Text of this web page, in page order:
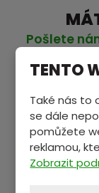
Pošlete
Jméno a
E-mail *
TENTO
Také nás to
se dále
pomůžete
reklamou,
Zobrazit